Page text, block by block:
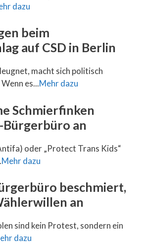
dazu
beim
auf CSD in Berlin
macht sich politisch
es...Mehr dazu
Schmierfinken
an
oder „Protect Trans Kids“
Mehr dazu
beschmiert,
an
sind kein Protest, sondern ein
dazu